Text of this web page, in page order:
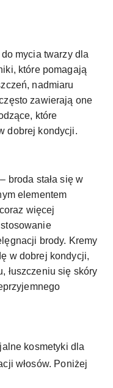
mycia twarzy dla
które pomagają
nadmiaru
zawierają one
które
dobrej kondycji.
broda stała się w
elementem
więcej
brody. Kremy
w dobrej kondycji,
łuszczeniu się skóry
kosmetyki dla
włosów. Poniżej